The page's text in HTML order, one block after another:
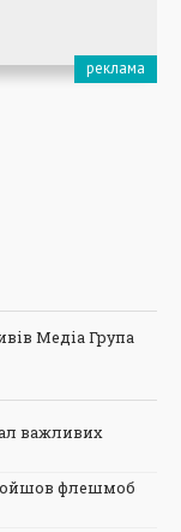
Медіа Група
важливих
флешмоб